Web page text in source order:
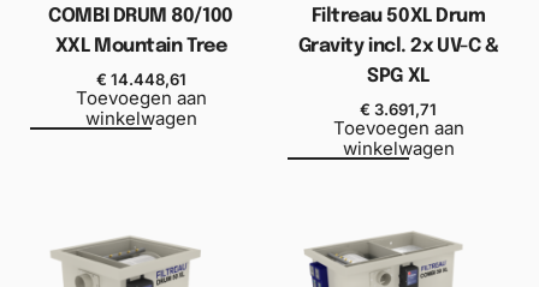
COMBI DRUM 80/100
XXL Mountain Tree
€ 14.448,61
Toevoegen aan
winkelwagen
Filtreau 50XL Drum
Gravity incl. 2x UV-C &
SPG XL
€ 3.691,71
Toevoegen aan
winkelwagen